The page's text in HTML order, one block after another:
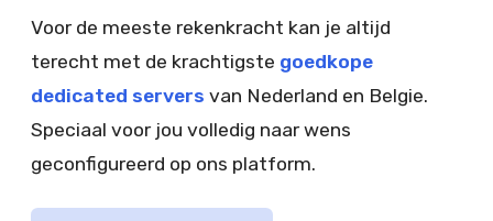
Voor de meeste rekenkracht kan je altijd
terecht met de krachtigste goedkope
dedicated servers van Nederland en Belgie.
Speciaal voor jou volledig naar wens
geconfigureerd op ons platform.